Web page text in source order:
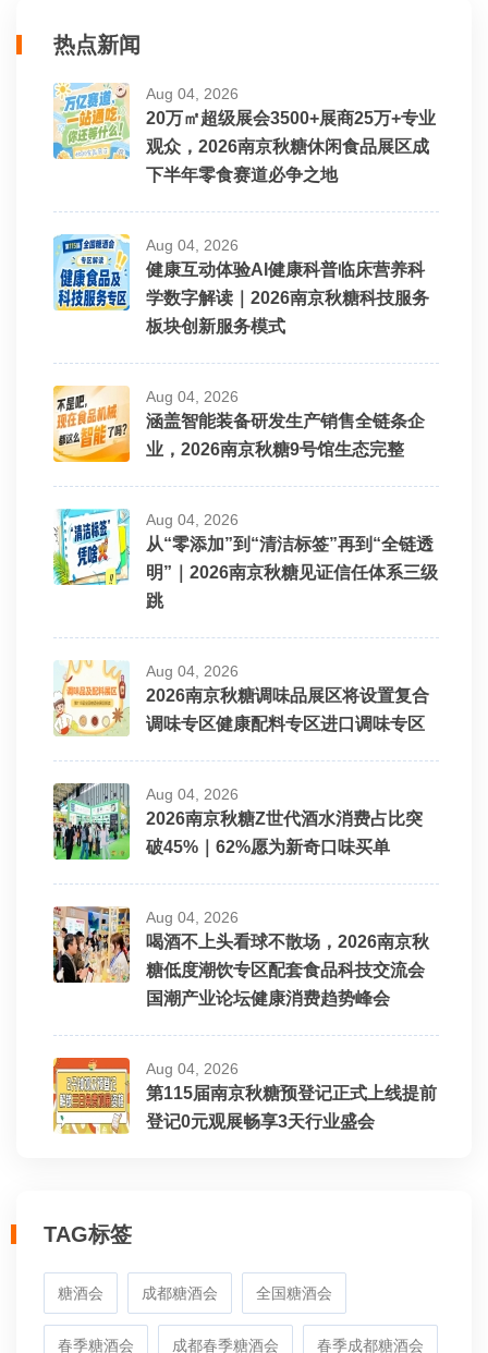
热点新闻
Aug 04, 2026
20万㎡超级展会3500+展商25万+专业
观众，2026南京秋糖休闲食品展区成
下半年零食赛道必争之地
Aug 04, 2026
健康互动体验AI健康科普临床营养科
学数字解读｜2026南京秋糖科技服务
板块创新服务模式
Aug 04, 2026
涵盖智能装备研发生产销售全链条企
业，2026南京秋糖9号馆生态完整
Aug 04, 2026
从“零添加”到“清洁标签”再到“全链透
明”｜2026南京秋糖见证信任体系三级
跳
Aug 04, 2026
2026南京秋糖调味品展区将设置复合
调味专区健康配料专区进口调味专区
Aug 04, 2026
2026南京秋糖Z世代酒水消费占比突
破45%｜62%愿为新奇口味买单
Aug 04, 2026
喝酒不上头看球不散场，2026南京秋
糖低度潮饮专区配套食品科技交流会
国潮产业论坛健康消费趋势峰会
Aug 04, 2026
第115届南京秋糖预登记正式上线提前
登记0元观展畅享3天行业盛会
TAG标签
糖酒会 成都糖酒会 全国糖酒会
春季糖酒会 成都春季糖酒会 春季成都糖酒会